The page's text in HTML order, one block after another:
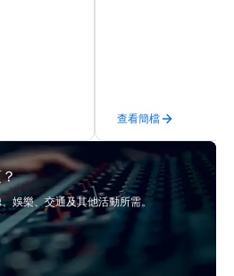
direct line of
unparalleled
查看簡檔
娛樂、交通及其他活動所需。